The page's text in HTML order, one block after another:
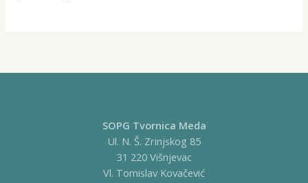
SOPG Tvornica Meda
Ul. N. Š. Zrinjskog 85
31 220 Višnjevac
Vl. Tomislav Kovačević